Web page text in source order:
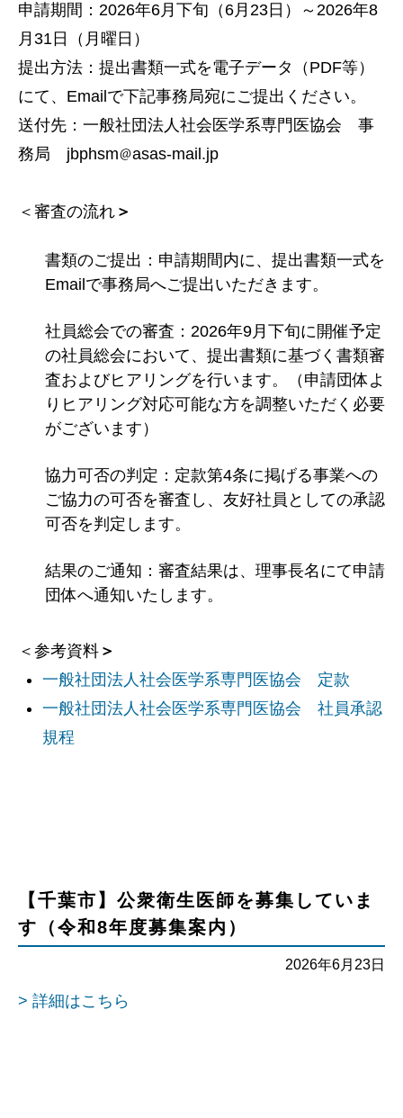
申請期間：2026年6月下旬（6月23日）～2026年8
月31日（月曜日）
提出方法：提出書類一式を電子データ（PDF等）
にて、Emailで下記事務局宛にご提出ください。
送付先：一般社団法人社会医学系専門医協会 事
務局 jbphsm
asas-mail.jp
＜審査の流れ ＞
書類のご提出：申請期間内に、提出書類一式を
Emailで事務局へご提出いただきます。
社員総会での審査：2026年9月下旬に開催予定
の社員総会において、提出書類に基づく書類審
査およびヒアリングを行います。（申請団体よ
りヒアリング対応可能な方を調整いただく必要
がございます）
協力可否の判定：定款第4条に掲げる事業への
ご協力の可否を審査し、友好社員としての承認
可否を判定します。
結果のご通知：審査結果は、理事長名にて申請
団体へ通知いたします。
＜参考資料 ＞
一般社団法人社会医学系専門医協会 定款
一般社団法人社会医学系専門医協会 社員承認
規程
【千葉市】公衆衛生医師を募集していま
す（令和8年度募集案内）
2026年6月23日
> 詳細はこちら